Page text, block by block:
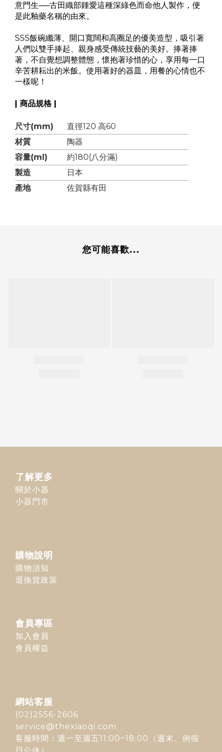
意門生──古田織部鍾愛這種深綠色而命他人製作，便
是此釉藥名稱的由來。
SSS飯碗纖薄、開口寬闊和高圈足的優美造型，吸引著
人們以雙手捧起、親身感受傳統技藝的美好。捧著捧
著，不自覺想調整體態，懷抱著珍惜的心，享用每一口
辛苦耕耘出的米飯。使用著好的器皿，用餐的心情也不
一樣呢！
| 商品規格 |
尺寸(mm)
直徑120 高60
材質
陶器
容量(ml)
約180(八分滿)
製造
日本
產地
佐賀縣有田
您可能喜歡...
了解更多
關於小器
小器門市
購物說明
購物須知
退換貨政策
會員專區
加入會員
會員權益
網站客服
(02)2556-2606
service@thexiaoqi.com
客服時間：週一至週五11:00~18:00（週末、例假
日公休）